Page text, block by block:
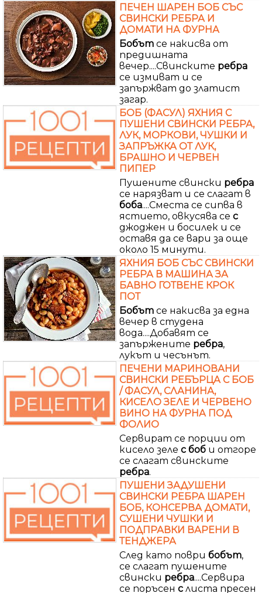
ПЕЧЕН ШАРЕН БОБ СЪС
СВИНСКИ РЕБРА И
ДОМАТИ НА ФУРНА
Бобът се накисва от
предишната
вечер....Свинските ребра
се измиват и се
запържват до златист
загар.
БОБ (ФАСУЛ) ЯХНИЯ С
ПУШЕНИ СВИНСКИ РЕБРА,
ЛУК, МОРКОВИ, ЧУШКИ И
ЗАПРЪЖКА ОТ ЛУК,
БРАШНО И ЧЕРВЕН
ПИПЕР
Пушените свински ребра
се нарязват и се слагат в
боба....Сместа се сипва в
ястието, овкусява се с
джоджен и босилек и се
оставя да се вари за още
около 15 минути.
ЯХНИЯ БОБ СЪС СВИНСКИ
РЕБРА В МАШИНА ЗА
БАВНО ГОТВЕНЕ КРОК
ПОТ
Бобът се накисва за една
вечер в студена
вода....Добавят се
запържените ребра,
лукът и чесънът.
ПЕЧЕНИ МАРИНОВАНИ
СВИНСКИ РЕБЪРЦА С БОБ
/ ФАСУЛ, СЛАНИНА,
КИСЕЛО ЗЕЛЕ И ЧЕРВЕНО
ВИНО НА ФУРНА ПОД
ФОЛИО
Сервират се порции от
кисело зеле с боб и отгоре
се слагат свинските
ребра.
ПУШЕНИ ЗАДУШЕНИ
СВИНСКИ РЕБРА ШАРЕН
БОБ, КОНСЕРВА ДОМАТИ,
СУШЕНИ ЧУШКИ И
ПОДПРАВКИ ВАРЕНИ В
ТЕНДЖЕРА
След като поври бобът,
се слагат пушените
свински ребра....Сервира
се поръсен с листа пресен